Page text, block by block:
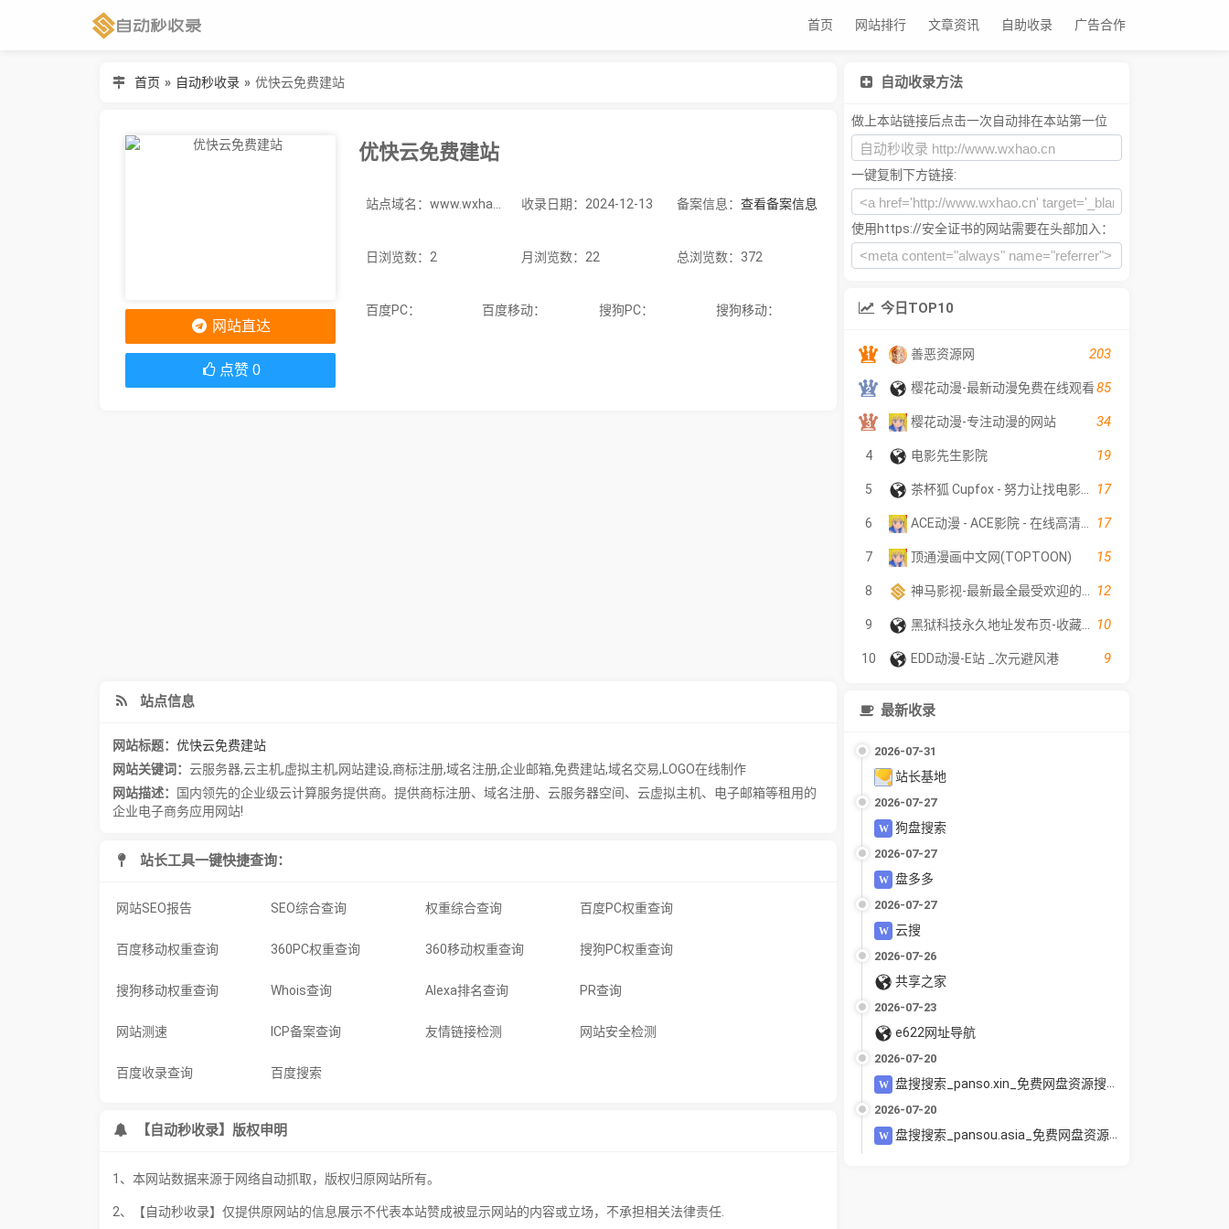
首页 网站排行 文章资讯 自助收录 广告合作
首页 » 自动秒收录 » 优快云免费建站
优快云免费建站
站点域名：www.wxhao.cn 收录日期：2024-12-13 备案信息：查看备案信息
日浏览数：2 月浏览数：22 总浏览数：372
百度PC： 百度移动： 搜狗PC： 搜狗移动：
网站直达
点赞 0
站点信息
网站标题： 优快云免费建站
网站关键词： 云服务器,云主机,虚拟主机,网站建设,商标注册,域名注册,企业邮箱,免费建站,域名交易, LOGO在线制作
网站描述：
国内领先的企业级云计算服务提供商。提供商标注册、域名注册、云服务器空间、云虚拟主机、电子邮箱等租用的
企业电子商务应用网站!
站长工具一键快捷查询：
网站SEO报告 SEO综合查询 权重综合查询 百度PC权重查询
百度移动权重查询 360PC权重查询 360移动权重查询 搜狗PC权重查询
搜狗移动权重查询 Whois查询 Alexa排名查询 PR查询
网站测速 ICP备案查询 友情链接检测 网站安全检测
百度收录查询 百度搜索
【自动秒收录】版权申明
1、本网站数据来源于网络自动抓取，版权归原网站所有。
2、【自动秒收录】仅提供原网站的信息展示不代表本站赞成被显示网站的内容或立场，不承担相关法律责任.
自动收录方法
做上本站链接后点击一次自动排在本站第一位
一键复制下方链接:
使用https://安全证书的网站需要在头部加入：
今日TOP10
善恶资源网 203
樱花动漫-最新动漫免费在线观看85
樱花动漫-专注动漫的网站 34
4 电影先生影院 19
5 17
6 17
7 顶通漫画中文网(TOPTOON) 15
8 12
9 10
10 EDD动漫-E站 _次元避风港 9
最新收录
2026-07-31
站长基地
2026-07-27
狗盘搜索
2026-07-27
盘多多
2026-07-27
云搜
2026-07-26
共享之家
2026-07-23
e622网址导航
2026-07-20
盘搜搜索_panso.xin_免费网盘资源搜索引擎_夸克百度UC迅雷网盘聚合搜索_电影教程软件下载
2026-07-20
盘搜搜索_pansou.asia_免费网盘资源搜索引擎_夸克百度UC迅雷网盘聚合搜索_电影教程软件下载